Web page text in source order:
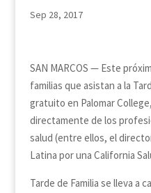
Sep 28, 2017
SAN MARCOS — Este
familias que asistan a la
gratuito en Palomar
directamente de los
salud (entre ellos, el
Latina por una California
Tarde de Familia se lleva a